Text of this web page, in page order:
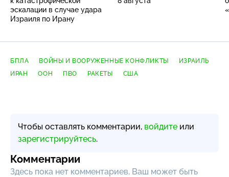
эскалации в случае удара
Израиля по Ирану
БПЛА ВОЙНЫ И ВООРУЖЕННЫЕ КОНФЛИКТЫ
ИЗРАИЛЬ
ИРАН
ООН ПВО РАКЕТЫ США
Чтобы оставлять комментарии, войдите или
зарегистрируйтесь.
Комментарии
Здесь пока нет комментариев, Ваш может быть